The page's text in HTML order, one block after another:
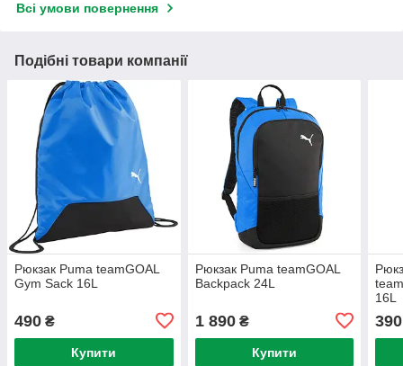
Всі умови повернення
Подібні товари компанії
Рюкзак Puma teamGOAL
Gym Sack 16L
490 ₴
Купити
Рюкзак Puma teamGOAL
Backpack 24L
1 890₴
Купити
16L
390